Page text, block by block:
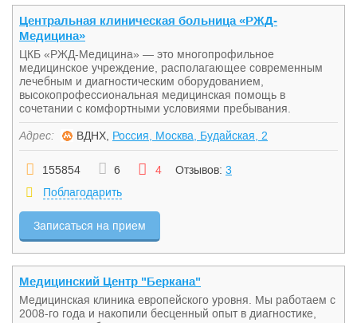
Центральная клиническая больница «РЖД-
Медицина»
ЦКБ «РЖД-Медицина» — это многопрофильное
медицинское учреждение, располагающее современным
лечебным и диагностическим оборудованием,
высокопрофессиональная медицинская помощь в
сочетании с комфортными условиями пребывания.
Адрес: ВДНХ, Россия, Москва, Будайская, 2
155854 6 4 Отзывов: 3
Поблагодарить
Записаться на прием
Медицинский Центр "Беркана"
Медицинская клиника европейского уровня. Мы работаем с
2008-го года и накопили бесценный опыт в диагностике,